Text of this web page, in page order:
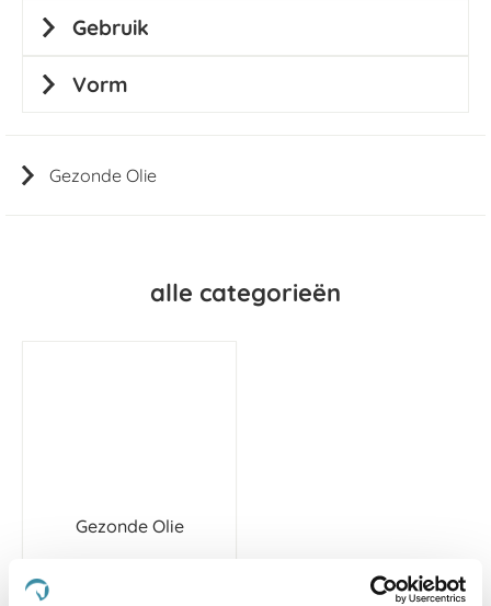
alle categorieën
Gezonde Olie
Gezonde Olie
Gebruik
Vorm